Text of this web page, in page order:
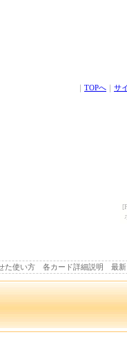
｜ TOPへ ｜ サ
た使い方 各カード詳細説明 最